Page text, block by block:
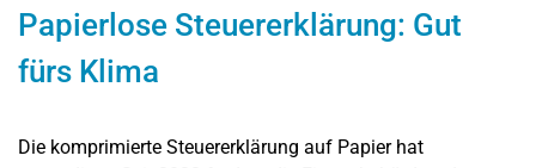
Papierlose Steuererklärung: Gut
fürs Klima
Die komprimierte Steuererklärung auf Papier hat